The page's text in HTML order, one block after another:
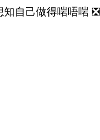
知自己做得啱唔啱